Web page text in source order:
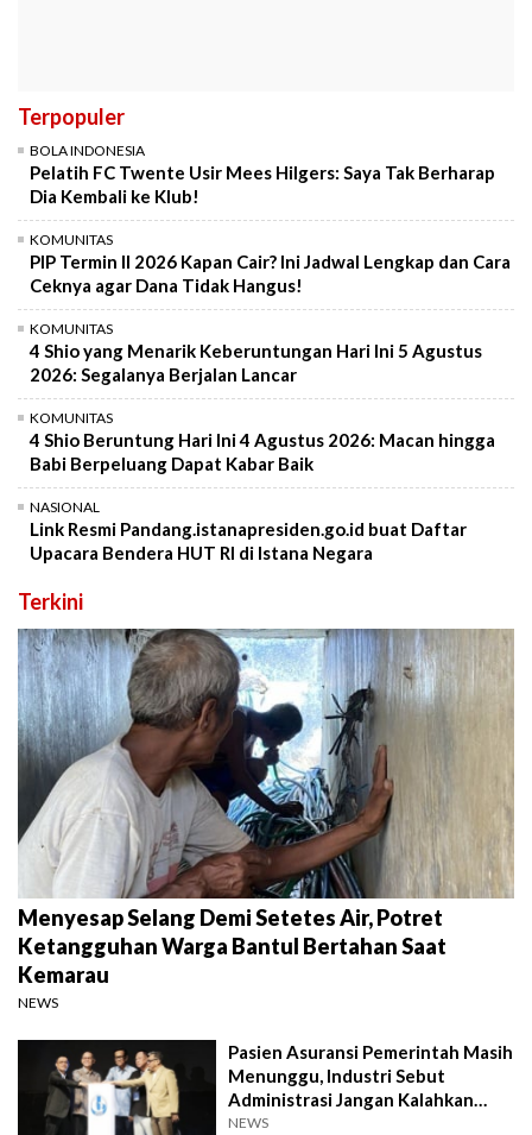
Terpopuler
BOLA INDONESIA
Pelatih FC Twente Usir Mees Hilgers: Saya Tak Berharap
Dia Kembali ke Klub!
KOMUNITAS
PIP Termin II 2026 Kapan Cair? Ini Jadwal Lengkap dan Cara
Ceknya agar Dana Tidak Hangus!
KOMUNITAS
4 Shio yang Menarik Keberuntungan Hari Ini 5 Agustus
2026: Segalanya Berjalan Lancar
KOMUNITAS
4 Shio Beruntung Hari Ini 4 Agustus 2026: Macan hingga
Babi Berpeluang Dapat Kabar Baik
NASIONAL
Link Resmi Pandang.istanapresiden.go.id buat Daftar
Upacara Bendera HUT RI di Istana Negara
Terkini
Menyesap Selang Demi Setetes Air, Potret
Ketangguhan Warga Bantul Bertahan Saat
Kemarau
NEWS
Pasien Asuransi Pemerintah Masih
Menunggu, Industri Sebut
Administrasi Jangan Kalahkan
Kemanusiaan
NEWS